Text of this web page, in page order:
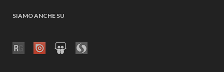
SIAMO ANCHE SU